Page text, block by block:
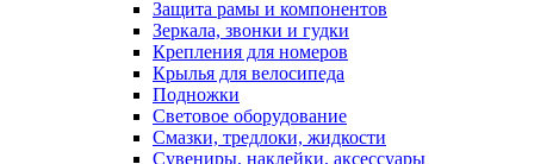
Защита рамы и компонентов
Зеркала, звонки и гудки
Крепления для номеров
Крылья для велосипеда
Подножки
Световое оборудование
Смазки, тредлоки, жидкости
Сувениры, наклейки, аксессуары